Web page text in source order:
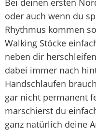
oder auch wenn du
Rhythmus kommen
Walking Stöcke
neben dir
dabei immer nach
Handschlaufen
gar nicht permanent
marschierst du
ganz natürlich deine